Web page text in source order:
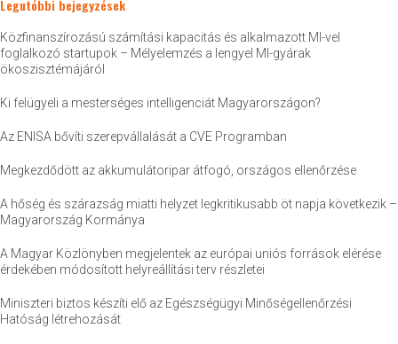
Legutóbbi bejegyzések
Közfinanszírozású számítási kapacitás és alkalmazott MI-vel
foglalkozó startupok – Mélyelemzés a lengyel MI-gyárak
ökoszisztémájáról
Ki felügyeli a mesterséges intelligenciát Magyarországon?
Az ENISA bővíti szerepvállalását a CVE Programban
Megkezdődött az akkumulátoripar átfogó, országos ellenőrzése
A hőség és szárazság miatti helyzet legkritikusabb öt napja következik –
Magyarország Kormánya
A Magyar Közlönyben megjelentek az európai uniós források elérése
érdekében módosított helyreállítási terv részletei
Miniszteri biztos készíti elő az Egészségügyi Minőségellenőrzési
Hatóság létrehozását